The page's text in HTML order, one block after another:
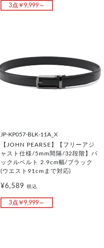
3点￥9,999～
JP-KP057-BLK-11A_X
【JOHN PEARSE】【フリーアジ
ャスト仕様/5mm間隔/32段階】バ
ックルベルト 2.9cm幅/ブラック
(ウエスト91cmまで対応)
¥6,589 税込
3点￥9,999～